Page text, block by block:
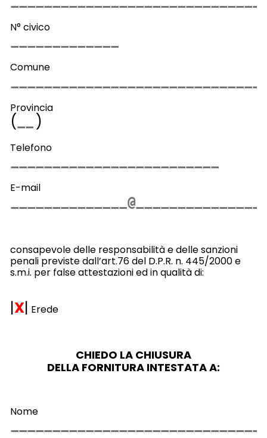
N° civico
Comune
Provincia
( )
Telefono
E-mail
consapevole delle responsabilità e delle sanzioni
penali previste dall’art.76 del D.P.R. n. 445/2000 e
s.m.i. per false attestazioni ed in qualità di:
|X| Erede
CHIEDO LA CHIUSURA
DELLA FORNITURA INTESTATA A:
Nome